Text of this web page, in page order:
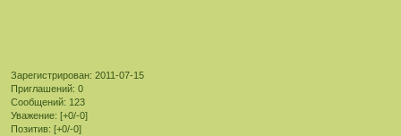
Зарегистрирован: 2011-07-15
Приглашений: 0
Сообщений: 123
Уважение: [+0/-0]
Позитив: [+0/-0]